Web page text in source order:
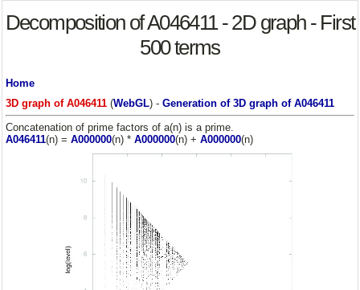
Decomposition of A046411 - 2D graph - First
500 terms
Home
3D graph of A046411(WebGL) - Generation of 3D graph of A046411
Concatenation of prime factors of a(n) is a prime.
A046411(n) = A000000(n) * A000000(n) + A000000(n)